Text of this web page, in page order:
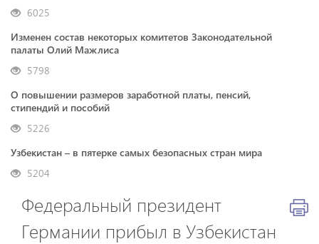
6025
Изменен состав некоторых комитетов Законодательной
палаты Олий Мажлиса
5798
О повышении размеров заработной платы, пенсий,
стипендий и пособий
5226
Узбекистан – в пятерке самых безопасных стран мира
5204
Федеральный президент
Германии прибыл в Узбекистан